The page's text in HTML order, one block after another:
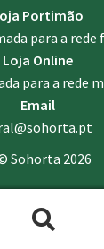
Portimão
para a rede
Loja Online
para a rede
Email
Sohorta 2026